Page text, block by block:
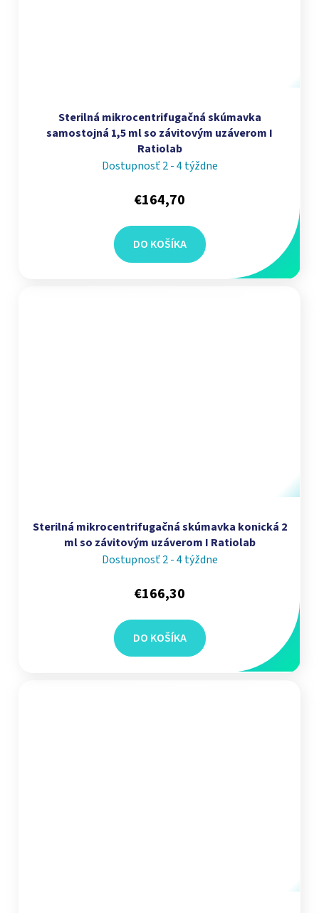
Sterilná mikrocentrifugačná skúmavka
samostojná 1,5 ml so závitovým uzáverom I
Ratiolab
Dostupnosť 2 - 4 týždne
€164,70
DO KOŠÍKA
Sterilná mikrocentrifugačná skúmavka konická 2
ml so závitovým uzáverom I Ratiolab
Dostupnosť 2 - 4 týždne
€166,30
DO KOŠÍKA